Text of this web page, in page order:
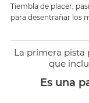
Tiembla de placer,
para desentrañar los
La primera pista
que
Es una